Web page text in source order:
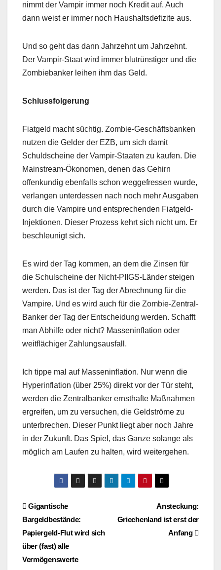
nimmt der Vampir immer noch Kredit auf. Auch
dann weist er immer noch Haushaltsdefizite aus.
Und so geht das dann Jahrzehnt um Jahrzehnt.
Der Vampir-Staat wird immer blutrünstiger und die
Zombiebanker leihen ihm das Geld.
Schlussfolgerung
Fiatgeld macht süchtig. Zombie-Geschäftsbanken
nutzen die Gelder der EZB, um sich damit
Schuldscheine der Vampir-Staaten zu kaufen. Die
Mainstream-Ökonomen, denen das Gehirn
offenkundig ebenfalls schon weggefressen wurde,
verlangen unterdessen nach noch mehr Ausgaben
durch die Vampire und entsprechenden Fiatgeld-
Injektionen. Dieser Prozess kehrt sich nicht um. Er
beschleunigt sich.
Es wird der Tag kommen, an dem die Zinsen für
die Schulscheine der Nicht-PIIGS-Länder steigen
werden. Das ist der Tag der Abrechnung für die
Vampire. Und es wird auch für die Zombie-Zentral-
Banker der Tag der Entscheidung werden. Schafft
man Abhilfe oder nicht? Masseninflation oder
weitflächiger Zahlungsausfall.
Ich tippe mal auf Masseninflation. Nur wenn die
Hyperinflation (über 25%) direkt vor der Tür steht,
werden die Zentralbanker ernsthafte Maßnahmen
ergreifen, um zu versuchen, die Geldströme zu
unterbrechen. Dieser Punkt liegt aber noch Jahre
in der Zukunft. Das Spiel, das Ganze solange als
möglich am Laufen zu halten, wird weitergehen.
Beitragsnavigation
Ansteckung:
Griechenland ist erst der
Anfang
Gigantische
Bargeldbestände:
Papiergeld-Flut wird sich
über (fast) alle
Vermögenswerte